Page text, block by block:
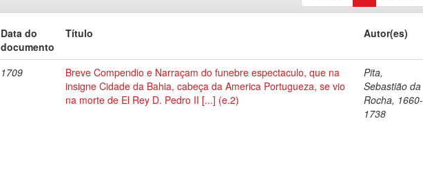
Data do
documento
Título Autor(es)
1709
Breve Compendio e Narraçam do funebre espectaculo, que na
insigne Cidade da Bahia, cabeça da America Portugueza, se vio
na morte de El Rey D. Pedro II [...] (e.2)
Pita,
Sebastião da
Rocha, 1660-
1738